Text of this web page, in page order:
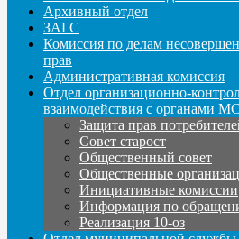
Архивный отдел
ЗАГС
Комиссия по делам
прав
Административная комиссия
Отдел организационно-
взаимодействия с органами
Защита прав
Совет старост
Общественный совет
Общественные
Инициативные комиссии
Информация по
Реализация 10-оз